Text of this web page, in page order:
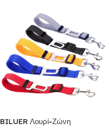
BILUER Λουρί-Ζώνη